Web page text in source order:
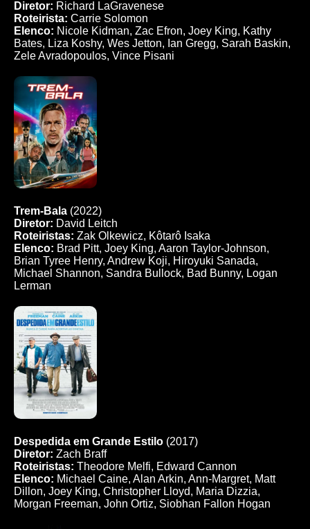
Diretor: Richard LaGravenese
Roteirista: Carrie Solomon
Elenco: Nicole Kidman, Zac Efron, Joey King, Kathy
Bates, Liza Koshy, Wes Jetton, Ian Gregg, Sarah Baskin,
Zele Avradopoulos, Vince Pisani
Trem-Bala (2022)
Diretor: David Leitch
Roteiristas: Zak Olkewicz, Kôtarô Isaka
Elenco: Brad Pitt, Joey King, Aaron Taylor-Johnson,
Brian Tyree Henry, Andrew Koji, Hiroyuki Sanada,
Michael Shannon, Sandra Bullock, Bad Bunny, Logan
Lerman
Despedida em Grande Estilo (2017)
Diretor: Zach Braff
Roteiristas: Theodore Melfi, Edward Cannon
Elenco: Michael Caine, Alan Arkin, Ann-Margret, Matt
Dillon, Joey King, Christopher Lloyd, Maria Dizzia,
Morgan Freeman, John Ortiz, Siobhan Fallon Hogan